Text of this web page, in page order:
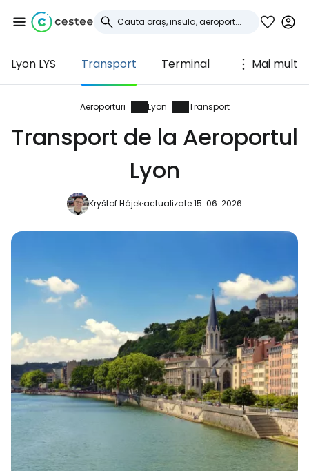
Lyon LYS Transport Terminal Mai mult
Aeroporturi Lyon Transport
Transport de la Aeroportul
Lyon
Kryštof Hájekactualizate 15. 06. 2026
Conectați-vă la
Cestee
... comunitatea mondială a călătorilor
Continuați cu Google
Continuați cu e-mailul